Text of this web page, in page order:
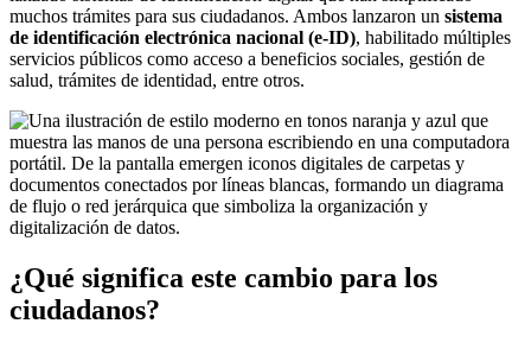
muchos trámites para sus ciudadanos. Ambos lanzaron un sistema
de identificación electrónica nacional (e-ID), habilitado múltiples
servicios públicos como acceso a beneficios sociales, gestión de
salud, trámites de identidad, entre otros.
¿Qué significa este cambio para los
ciudadanos?